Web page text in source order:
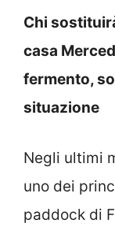
Chi
casa
fermento,
situazione
Negli ultimi
uno dei
paddock di